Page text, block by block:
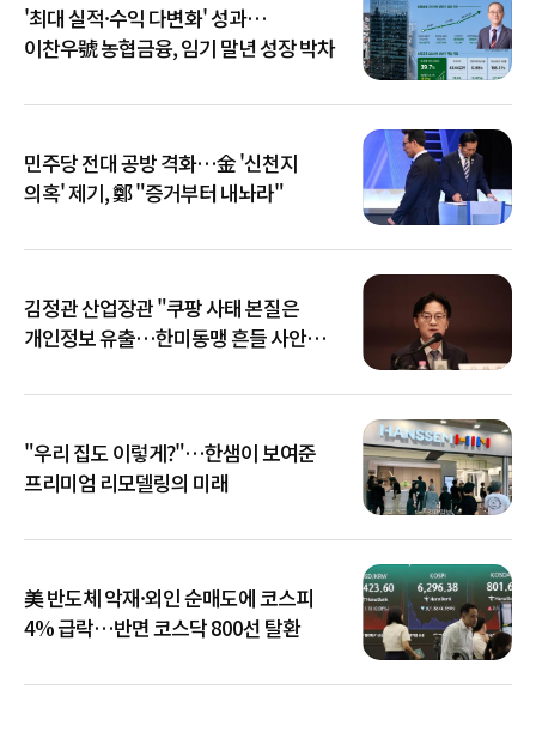
'최대 실적·수익 다변화' 성과…
이찬우號 농협금융, 임기 말년 성장 박차
민주당 전대 공방 격화…金 '신천지
의혹' 제기, 鄭 "증거부터 내놔라"
김정관 산업장관 "쿠팡 사태 본질은
개인정보 유출…한미동맹 흔들 사안
"우리 집도 이렇게?"…한샘이 보여준
프리미엄 리모델링의 미래
美 반도체 악재·외인 순매도에 코스피
4% 급락…반면 코스닥 800선 탈환